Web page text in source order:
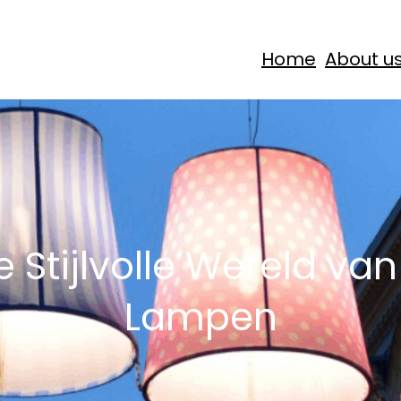
Home About
Stijlvolle Wereld van
Lampen